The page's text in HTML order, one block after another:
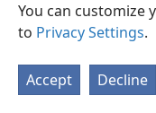
You can customize
to Privacy Settings.
Accept Decline